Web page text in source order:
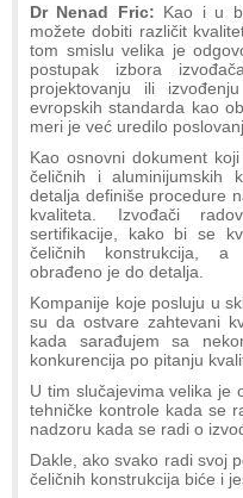
Dr Nenad Fric: Kao i u
možete dobiti različit
tom smislu velika je
postupak izbora
projektovanju ili
evropskih standarda kao
meri je već uredilo
Kao osnovni dokument
čeličnih i aluminijumskih
detalja definiše procedure
kvaliteta. Izvođači
sertifikacije, kako bi se
čeličnih konstrukcija, a
obrađeno je do detalja.
Kompanije koje posluju u
su da ostvare zahtevani
kada sarađujem sa
konkurencija po pitanju
U tim slučajevima velika je
tehničke kontrole kada se
nadzoru kada se radi o
Dakle, ako svako radi svoj
čeličnih konstrukcija biće i